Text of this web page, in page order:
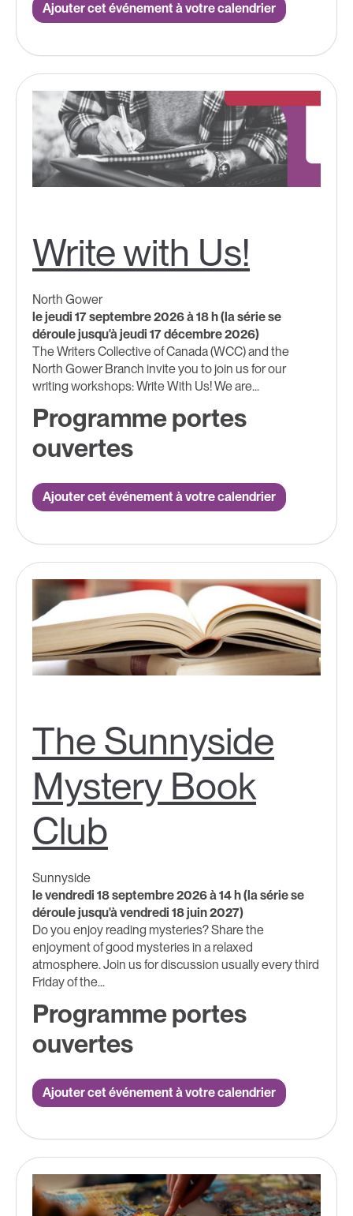
Ajouter cet événement à votre calendrier
Write with Us!
North Gower
le jeudi 17 septembre 2026 à 18 h (la série se
déroule jusqu'à jeudi 17 décembre 2026)
The Writers Collective of Canada (WCC) and the
North Gower Branch invite you to join us for our
writing workshops: Write With Us! We are...
Programme portes
ouvertes
Ajouter cet événement à votre calendrier
The Sunnyside
Mystery Book
Club
Sunnyside
le vendredi 18 septembre 2026 à 14 h (la série se
déroule jusqu'à vendredi 18 juin 2027)
Do you enjoy reading mysteries? Share the
enjoyment of good mysteries in a relaxed
atmosphere. Join us for discussion usually every third
Friday of the...
Programme portes
ouvertes
Ajouter cet événement à votre calendrier